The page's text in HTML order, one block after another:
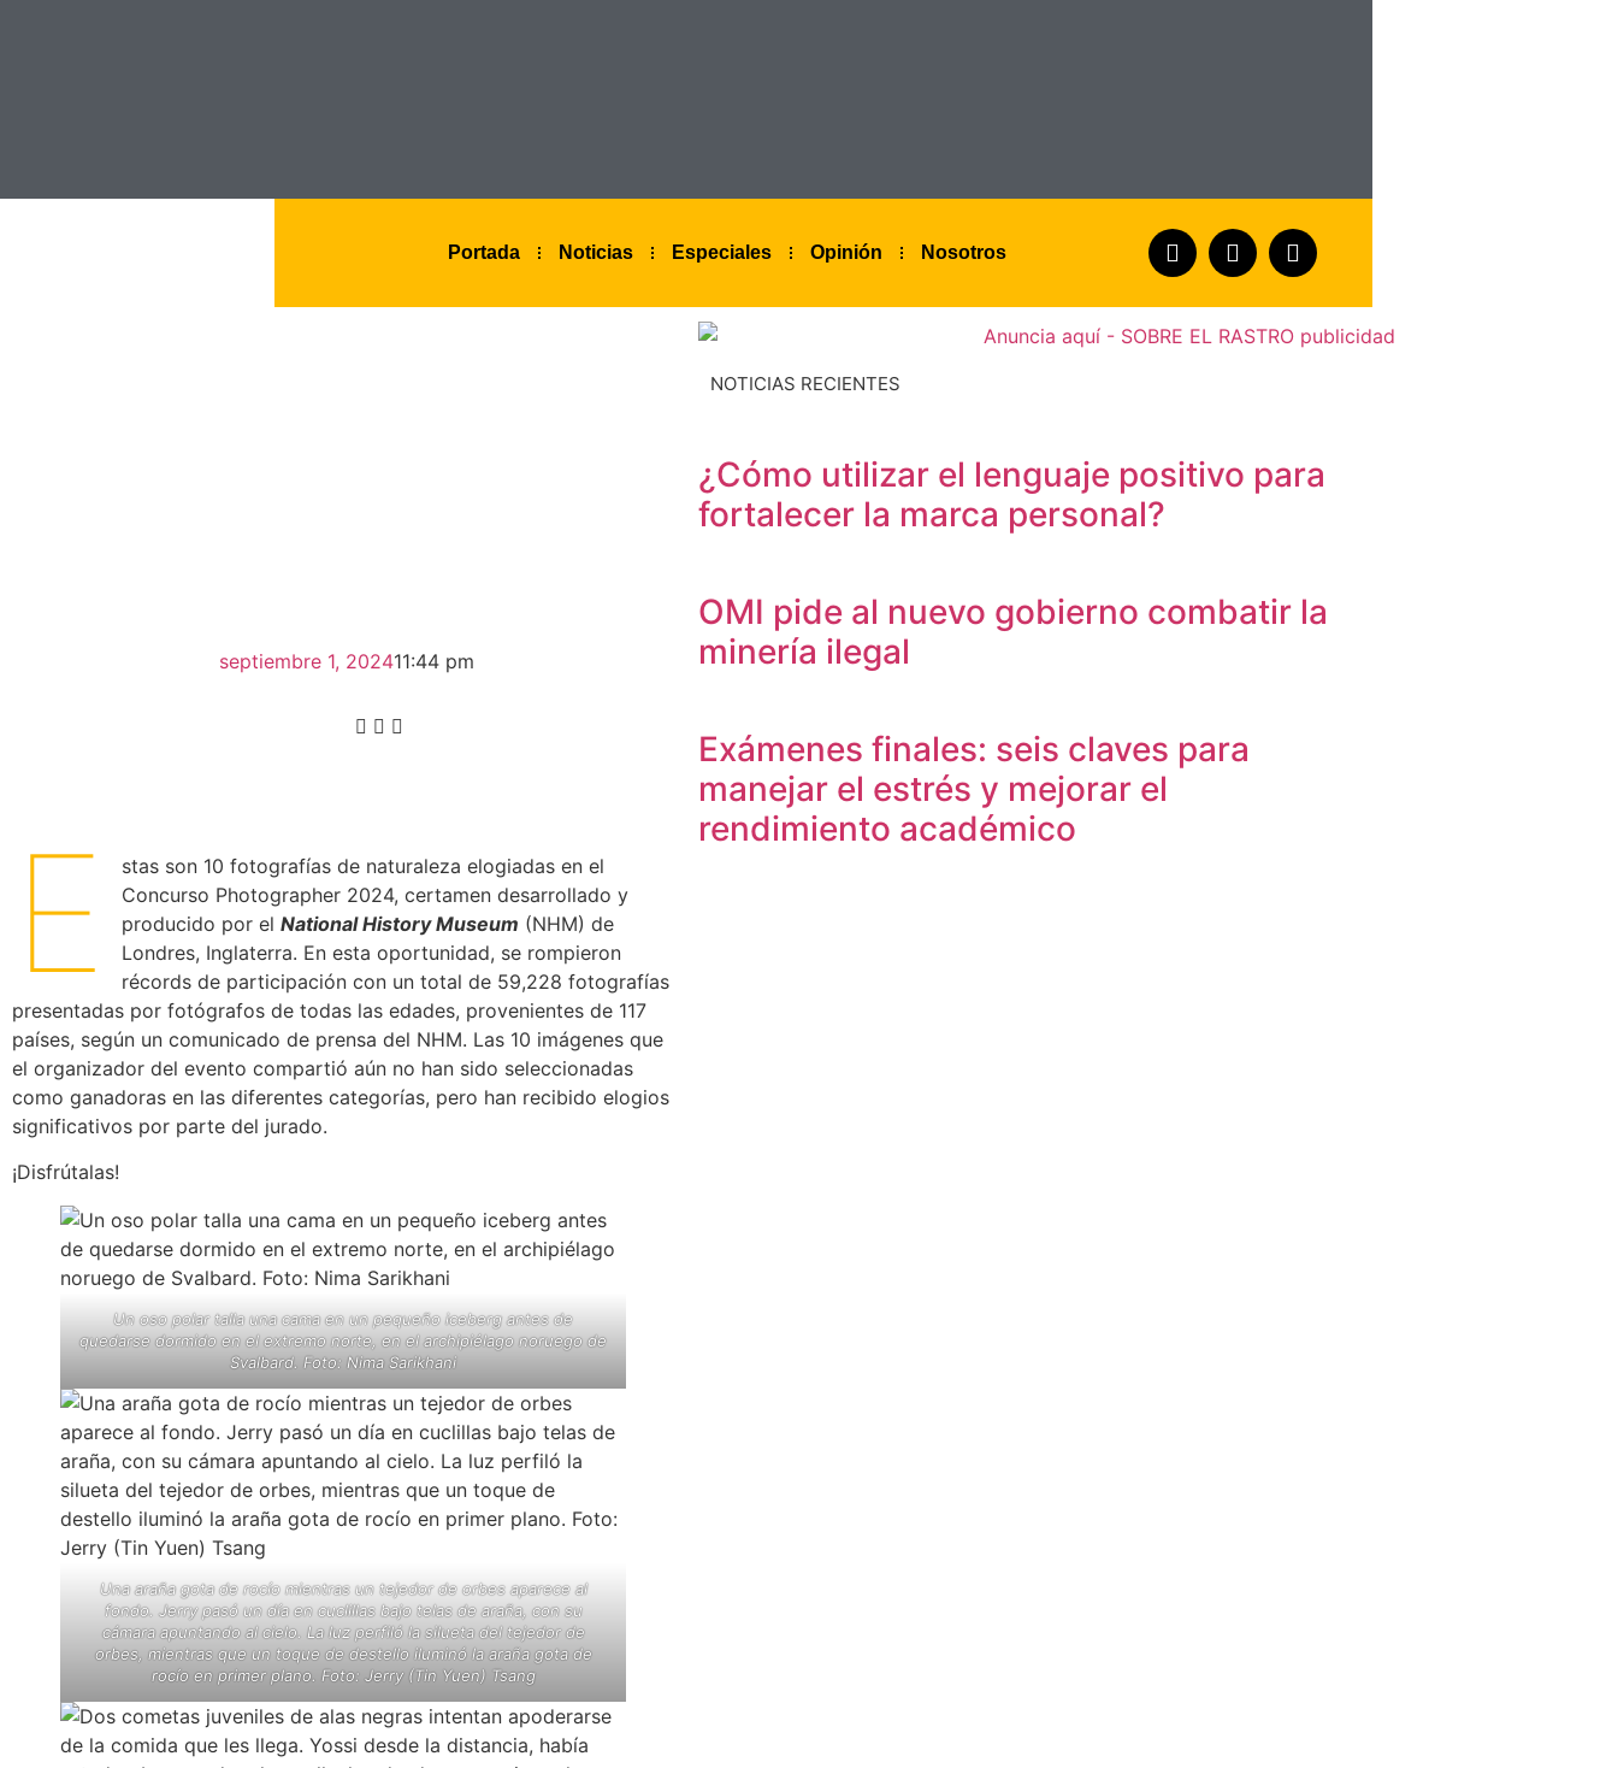
Portada Noticias Especiales Opinión Nosotros
septiembre 1, 202411:44 pm
E
stas son 10 fotografías de naturaleza elogiadas en el
Concurso Photographer 2024, certamen desarrollado y
producido por elNational History Museum (NHM) de
Londres, Inglaterra. En esta oportunidad, se rompieron
récords de participación con un total de 59,228 fotografías
presentadas por fotógrafos de todas las edades, provenientes de 117
países, según un comunicado de prensa del NHM. Las 10 imágenes que
el organizador del evento compartió aún no han sido seleccionadas
como ganadoras en las diferentes categorías, pero han recibido elogios
significativos por parte del jurado.
¡Disfrútalas!
Un oso polar talla una cama en un pequeño iceberg antes de
quedarse dormido en el extremo norte, en el archipiélago noruego de
Svalbard. Foto: Nima Sarikhani
Una araña gota de rocío mientras un tejedor de orbes aparece al
fondo. Jerry pasó un día en cuclillas bajo telas de araña, con su
cámara apuntando al cielo. La luz perfiló la silueta del tejedor de
orbes, mientras que un toque de destello iluminó la araña gota de
rocío en primer plano. Foto: Jerry (Tin Yuen) Tsang
NOTICIAS RECIENTES
¿Cómo utilizar el lenguaje positivo para
fortalecer la marca personal?
OMI pide al nuevo gobierno combatir la
minería ilegal
Exámenes finales: seis claves para
manejar el estrés y mejorar el
rendimiento académico